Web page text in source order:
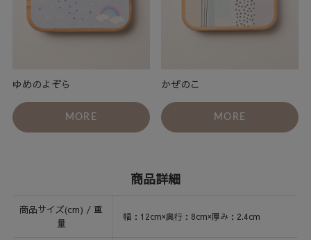
ゆめのよぞら
MORE
かぜのこ
MORE
商品詳細
商品サイズ(cm) / 重
量
幅：12cm×奥行：8cm×厚み：2.4cm